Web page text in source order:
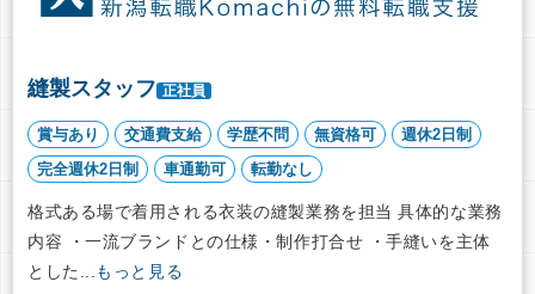
縫製スタッフ 正社員
賞与あり 交通費支給 学歴不問 無資格可
週休2日制
完全週休2日制
車通勤可 転勤なし
格式ある場で着用される衣装の縫製業務を担当 具体的な業務
内容 ・一流ブランドとの仕様・制作打合せ ・手縫いを主体
とした...もっと見る